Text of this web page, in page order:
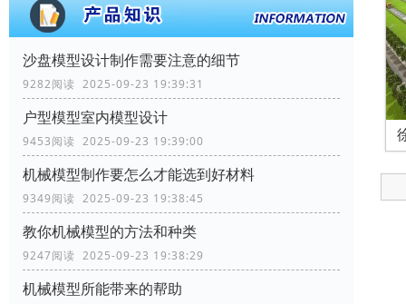
沙盘模型设计制作需要注意的细节
9282阅读 2025-09-23 19:39:31
户型模型室内模型设计
9453阅读 2025-09-23 19:39:00
机械模型制作要怎么才能选到好材料
9349阅读 2025-09-23 19:38:45
教你机械模型的方法和种类
9247阅读 2025-09-23 19:38:29
机械模型所能带来的帮助